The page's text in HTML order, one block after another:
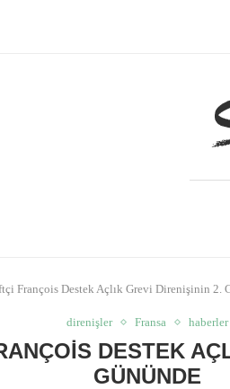
François Destek Açlık Grevi Direnişinin 2.
direnişler Fransa haberler
DESTEK
GÜNÜNDE